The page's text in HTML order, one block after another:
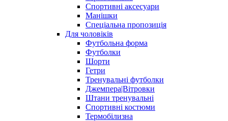
Спортивні аксесуари
Манішки
Спеціальна пропозиція
Для чоловіків
Футбольна форма
Футболки
Шорти
Гетри
Тренувальні футболки
Джемпера|Вітровки
Штани тренувальні
Спортивні костюми
Термобілизна